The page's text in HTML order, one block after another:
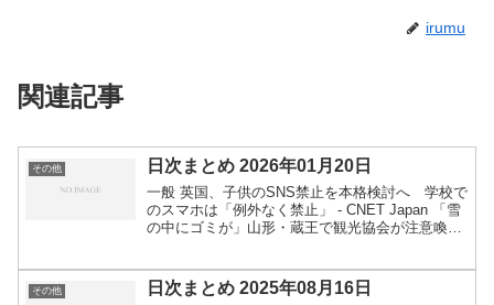
irumu
関連記事
その他 日次まとめ 2026年01月20日
一般 英国、子供のSNS禁止を本格検討へ 学校で
のスマホは「例外なく禁止」 - CNET Japan 「雪
の中にゴミが」山形・蔵王で観光協会が注意喚
その他 日次まとめ 2025年08月16日